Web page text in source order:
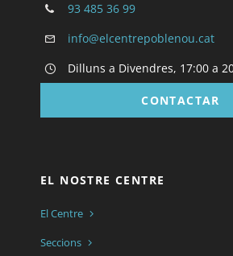
93 485 36 99
info@elcentrepoblenou.cat
Dilluns a Divendres, 17:00 a
CONTACTAR
EL NOSTRE CENTRE
El Centre
Seccions